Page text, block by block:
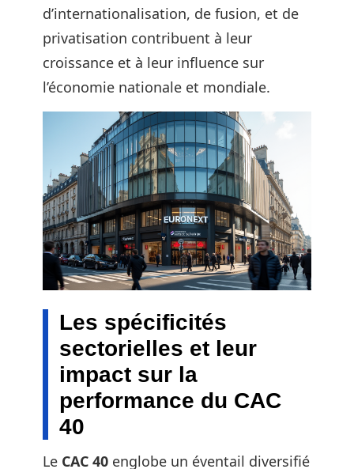
d’internationalisation, de fusion, et de
privatisation contribuent à leur
croissance et à leur influence sur
l’économie nationale et mondiale.
Les spécificités
sectorielles et leur
impact sur la
performance du CAC
40
Le CAC 40 englobe un éventail diversifié